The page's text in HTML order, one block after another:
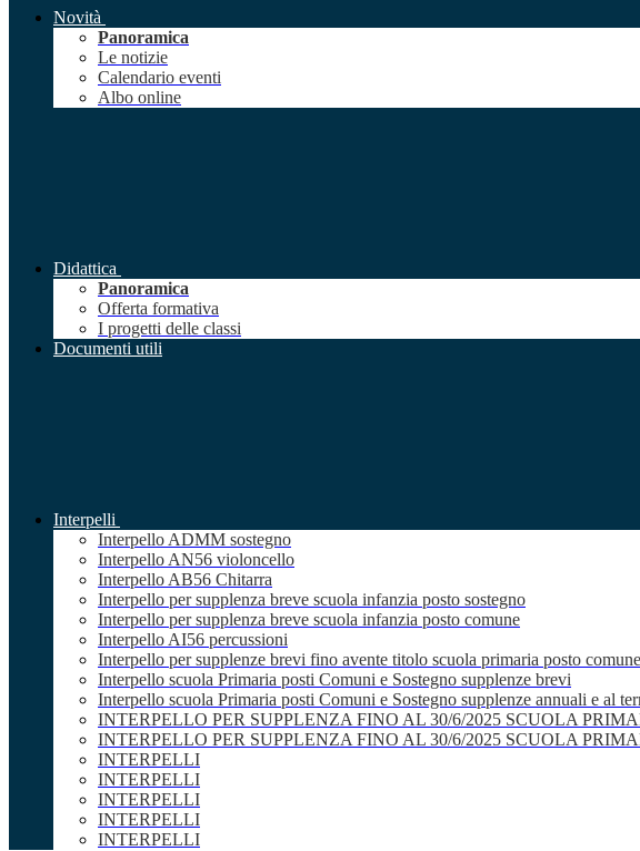
Novità
Panoramica
Le notizie
Calendario eventi
Albo online
Didattica
Panoramica
Offerta formativa
I progetti delle classi
Documenti utili
Interpelli
Interpello ADMM sostegno
Interpello AN56 violoncello
Interpello AB56 Chitarra
Interpello per supplenza breve scuola infanzia posto sostegno
Interpello per supplenza breve scuola infanzia posto comune
Interpello AI56 percussioni
Interpello per supplenze brevi fino avente titolo scuola primaria posto comune
Interpello scuola Primaria posti Comuni e Sostegno supplenze brevi
Interpello scuola Primaria posti Comuni e Sostegno supplenze annuali e al
INTERPELLO PER SUPPLENZA FINO AL 30/6/2025 SCUOLA
INTERPELLO PER SUPPLENZA FINO AL 30/6/2025 SCUOLA
INTERPELLI
INTERPELLI
INTERPELLI
INTERPELLI
INTERPELLI